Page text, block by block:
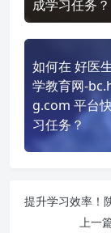
成学习任务？
如何在 好医
学教育网-
g.com 平台
习任务？
上一